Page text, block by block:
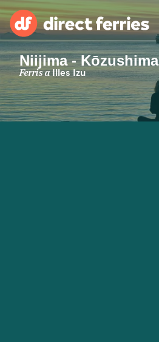
Països
Bitllets de Ferry
Niijima - Kōzushima
Ferris aIlles Izu